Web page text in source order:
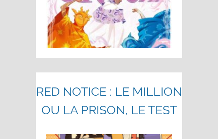
RED NOTICE : LE MILLION
OU LA PRISON, LE TEST